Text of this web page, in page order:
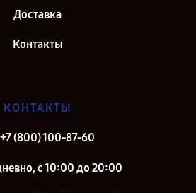
Доставка
Контакты
КОНТАКТЫ
+7 (800) 100-87-60
с 10:00 до 20:00